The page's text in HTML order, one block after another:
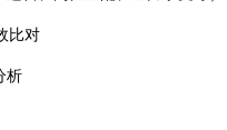
比对
析